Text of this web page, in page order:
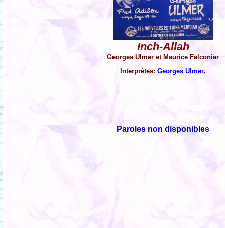
Inch-Allah
Georges Ulmer et Maurice Falconier
Interprètes:Georges Ulmer,
Paroles non disponibles